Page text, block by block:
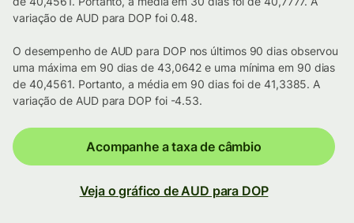
variação de AUD para DOP foi 0.48.
O desempenho de AUD para DOP nos últimos 90 dias observou
uma máxima em 90 dias de 43,0642 e uma mínima em 90 dias
de 40,4561. Portanto, a média em 90 dias foi de 41,3385. A
variação de AUD para DOP foi -4.53.
Acompanhe a taxa de câmbio
Veja o gráfico de AUD para DOP